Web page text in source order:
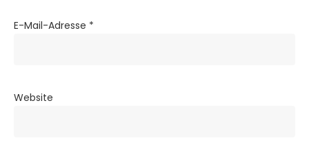
E-Mail-Adresse *
Website